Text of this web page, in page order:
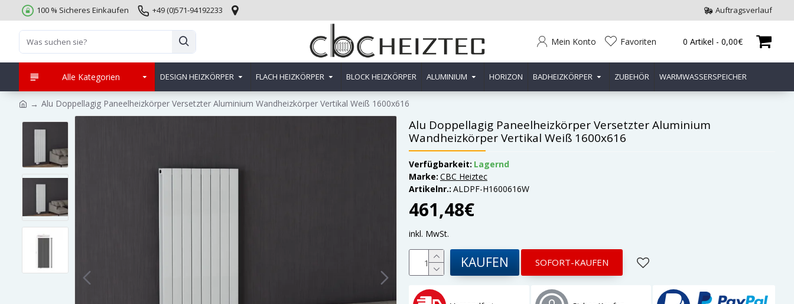
100 % Sicheres Einkaufen +49 (0)571-94192233 Auftragsverlauf
Mein Konto Favoriten 0 Artikel - 0,00€
Alle Kategorien DESIGN HEIZKÖRPER FLACH HEIZKÖRPER BLOCK HEIZKÖRPER ALUMINIUM HORIZON BADHEIZKÖRPER ZUBEHÖR WARMWASSERSPEICHER
Alu Doppellagig Paneelheizkörper Versetzter Aluminium Wandheizkörper Vertikal Weiß 1600x616
Alu Doppellagig Paneelheizkörper Versetzter Aluminium
Wandheizkörper Vertikal Weiß 1600x616
461,48€
Verfügbarkeit: Lagernd
Marke: CBC Heiztec
Artikelnr.: ALDPF-H1600616W
inkl. MwSt.
KAUFEN SOFORT-KAUFEN